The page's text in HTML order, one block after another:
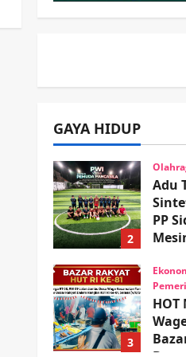
GAYA HIDUP
100
2
Adu
3
HOT
4